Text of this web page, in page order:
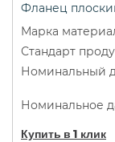
Фланец
Купить в 1 клик